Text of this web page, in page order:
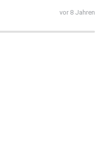
vor 8 Jahren